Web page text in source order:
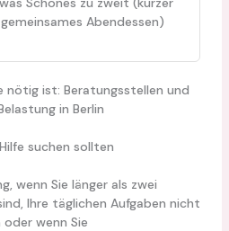
Abendessen)
nötig ist: Beratungsstellen und
in Berlin
suchen sollten
wenn Sie länger als zwei
Ihre täglichen Aufgaben nicht
wenn Sie